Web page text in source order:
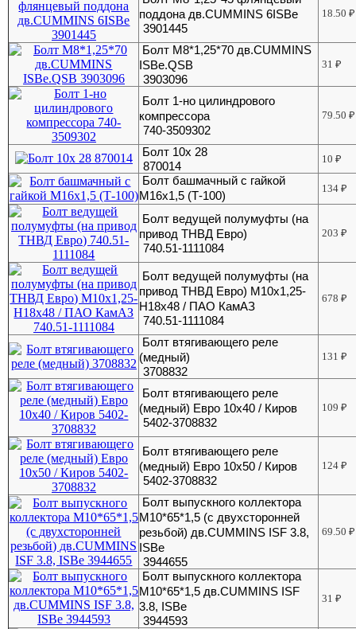
поддона дв.CUMMINS 6ISBe
3901445
18.50₽
Болт М8*1,25*70 дв.CUMMINS
ISBe.QSB
3903096
31₽
Болт 1-но цилиндрового
компрессора
740-3509302
79.50₽
Болт 10х 28
870014
10₽
Болт башмачный с гайкой
М16х1,5 (Т-100)
134₽
Болт ведущей полумуфты (на
привод ТНВД Евро)
740.51-1111084
203₽
Болт ведущей полумуфты (на
привод ТНВД Евро) М10х1,25-
Н18х48 / ПАО КамАЗ
740.51-1111084
678₽
Болт втягивающего реле
(медный)
3708832
131₽
Болт втягивающего реле
(медный) Евро 10х40 / Киров
5402-3708832
109₽
Болт втягивающего реле
(медный) Евро 10х50 / Киров
5402-3708832
124₽
Болт выпускного коллектора
М10*65*1,5 (с двухсторонней
резьбой) дв.CUMMINS ISF 3.8,
ISBe
3944655
69.50₽
Болт выпускного коллектора
М10*65*1,5 дв.CUMMINS ISF
3.8, ISBe
3944593
31₽